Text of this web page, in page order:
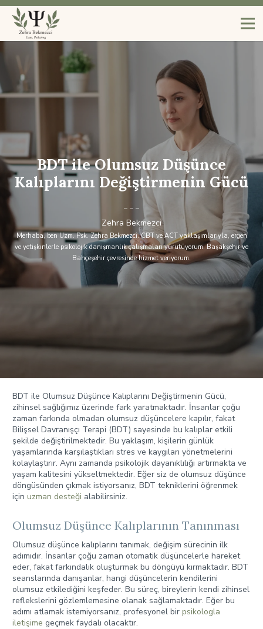
BDT ile Olumsuz Düşünce
Kalıplarını Değiştirmenin Gücü
Zehra Bekmezci
Merhaba, ben Uzm. Psk. Zehra Bekmezci. CBT ve ACT yaklaşımlarıyla, ergen
ve yetişkinlerle psikolojik danışmanlık çalışmaları yürütüyorum. Başakşehir ve
Bahçeşehir çevresinde hizmet veriyorum.
BDT ile Olumsuz Düşünce Kalıplarını Değiştirmenin Gücü,
zihinsel sağlığımız üzerinde fark yaratmaktadır. İnsanlar çoğu
zaman farkında olmadan olumsuz düşüncelere kapılır, fakat
Bilişsel Davranışçı Terapi (BDT) sayesinde bu kalıplar etkili
şekilde değiştirilmektedir. Bu yaklaşım, kişilerin günlük
yaşamlarında karşılaştıkları stres ve kaygıları yönetmelerini
kolaylaştırır. Aynı zamanda psikolojik dayanıklılığı artırmakta ve
yaşam kalitesini yükseltmektedir. Eğer siz de olumsuz düşünce
döngüsünden çıkmak istiyorsanız, BDT tekniklerini öğrenmek
için uzman desteği alabilirsiniz.
Olumsuz Düşünce Kalıplarının Tanınması
Olumsuz düşünce kalıplarını tanımak, değişim sürecinin ilk
adımıdır. İnsanlar çoğu zaman otomatik düşüncelerle hareket
eder, fakat farkındalık oluşturmak bu döngüyü kırmaktadır. BDT
seanslarında danışanlar, hangi düşüncelerin kendilerini
olumsuz etkilediğini keşfeder. Bu süreç, bireylerin kendi zihinsel
reflekslerini gözlemlemesine olanak sağlamaktadır. Eğer bu
adımı atlamak istemiyorsanız, profesyonel bir psikologla
iletişime geçmek faydalı olacaktır.